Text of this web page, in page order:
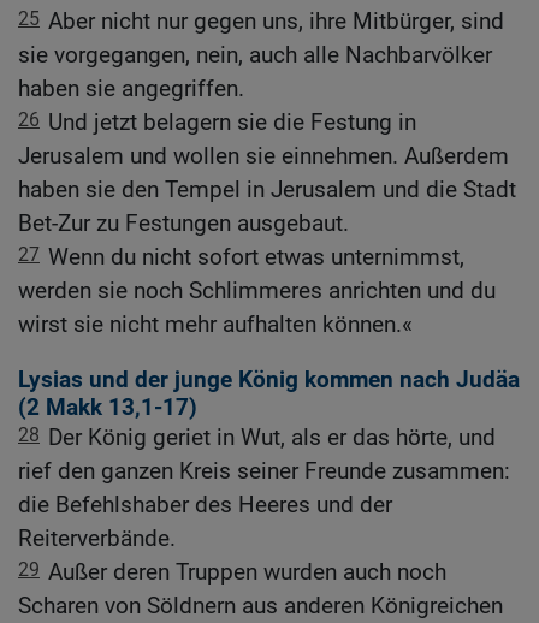
25 Aber nicht nur gegen uns, ihre Mitbürger, sind
sie vorgegangen, nein, auch alle Nachbarvölker
haben sie angegriffen.
26 Und jetzt belagern sie die Festung in
Jerusalem und wollen sie einnehmen. Außerdem
haben sie den Tempel in Jerusalem und die Stadt
Bet-Zur zu Festungen ausgebaut.
27 Wenn du nicht sofort etwas unternimmst,
werden sie noch Schlimmeres anrichten und du
wirst sie nicht mehr aufhalten können.«
Lysias und der junge König kommen nach Judäa
(2 Makk 13,1-17)
28 Der König geriet in Wut, als er das hörte, und
rief den ganzen Kreis seiner Freunde zusammen:
die Befehlshaber des Heeres und der
Reiterverbände.
29 Außer deren Truppen wurden auch noch
Scharen von Söldnern aus anderen Königreichen